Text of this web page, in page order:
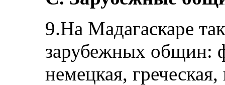
9.На Мадагаскаре
зарубежных общин:
немецкая,